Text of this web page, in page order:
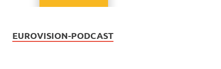
EUROVISION-PODCAST